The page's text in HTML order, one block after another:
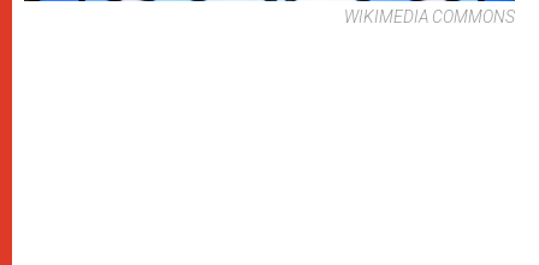
WIKIMEDIA COMMONS